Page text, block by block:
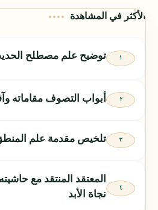
الأكثر في المشاهدة
توضيح علم مصطلح
أبواب التصوف مقاماته
تلخيص مقدمة علم
المعتقد المنتقد مع
نجاة الأبد